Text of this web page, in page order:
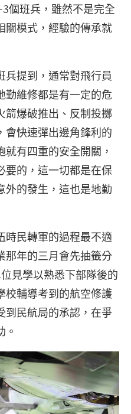
個班兵，雖然不是完全
關模式，經驗的傳承就
兵提到，通常對飛行員
勤維修都是有一定的危
箭爆破推出、反制投擲
會快速彈出邊角鋒利的
有四重的安全開關，
要的，這一切都是在保
外的發生，這也是地勤
時民轉軍的過程最不適
那年的三月會先抽籤分
見學以熟悉下部隊後的
校輔導考到的航空修護
到民航局的承認，在爭